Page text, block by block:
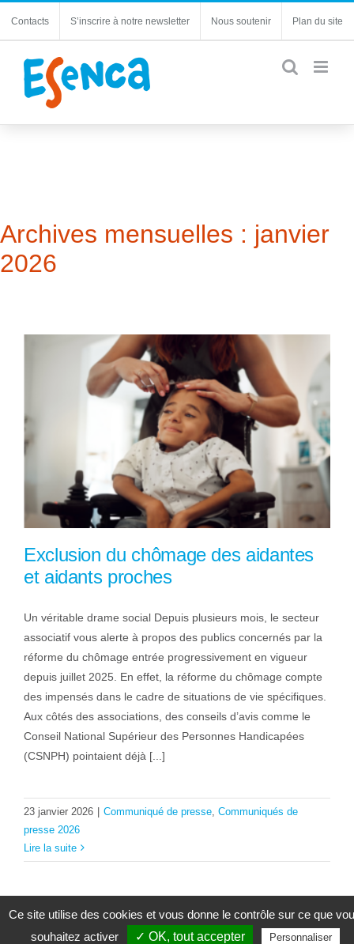
Contacts S’inscrire à notre newsletter Nous soutenir Plan du site
Archives mensuelles : janvier
2026
Exclusion du chômage des aidantes
et aidants proches
Un véritable drame social Depuis plusieurs mois, le secteur
associatif vous alerte à propos des publics concernés par la
réforme du chômage entrée progressivement en vigueur
depuis juillet 2025. En effet, la réforme du chômage compte
des impensés dans le cadre de situations de vie spécifiques.
Aux côtés des associations, des conseils d’avis comme le
Conseil National Supérieur des Personnes Handicapées
(CSNPH) pointaient déjà [...]
23 janvier 2026 Communiqué de presse Communiqués de
presse 2026
Lire la suite
Handicap & parentalité
Ce site utilise des cookies et vous donne le contrôle sur ce que
souhaitez activer
✓ OK, tout accepter Personnaliser